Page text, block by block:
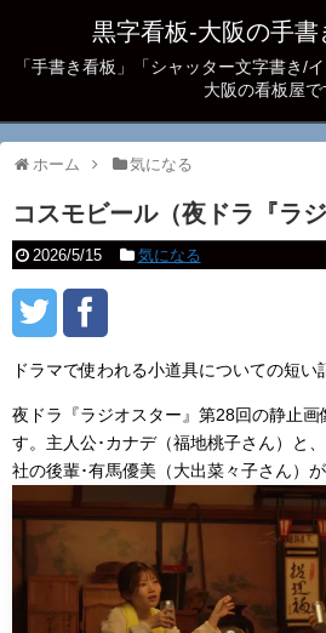
黒字看板‐大阪の手書
「手書き看板」「シャッター文字書き/
大阪の看板屋で
ホーム 気になる
コスモビール（夜ドラ『ラ
2026/5/15 気になる
ドラマで使われる小道具についての短い
夜ドラ『ラジオスター』第28回の静止
す。主人公･カナデ（福地桃子さん）と
社の後輩･有馬優美（大出菜々子さん）